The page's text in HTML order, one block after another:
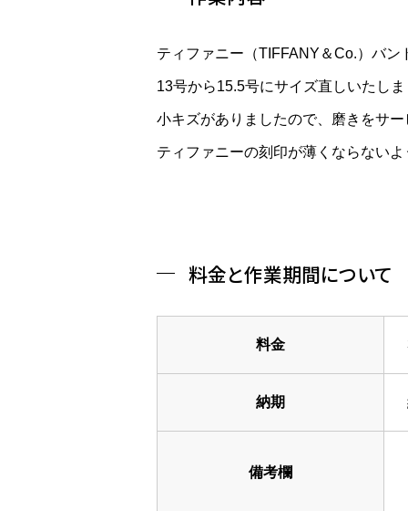
ティファニー（TIFFANY＆Co.）バ
13号から15.5号にサイズ直しいたし
小キズがありましたので、磨きをサ
ティファニーの刻印が薄くならない
料金と作業期間について
料金
納期
備考欄